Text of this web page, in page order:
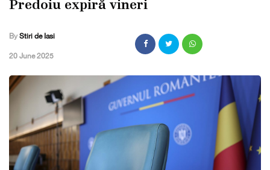
Predoiu expiră vineri
By Stiri de Iasi
,20 June 2025